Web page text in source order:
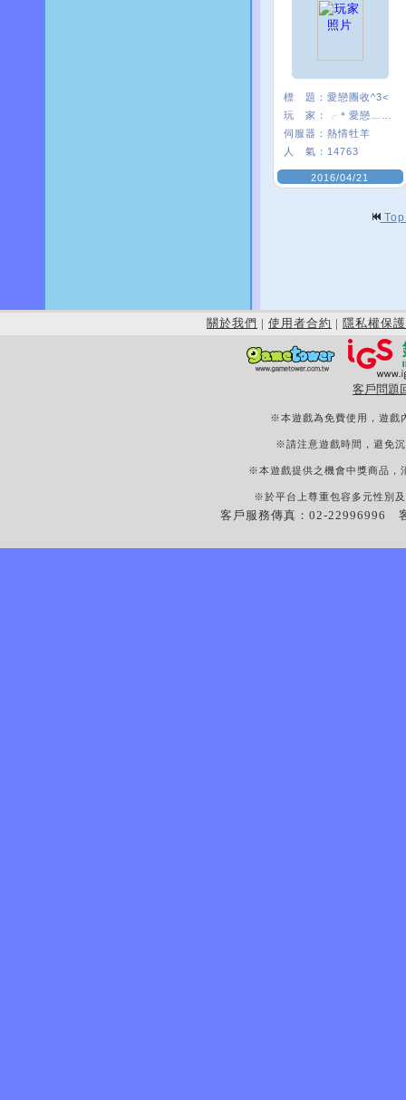
標 題： 愛戀團收^3<
玩 家：
伺服器： 熱情牡羊
人 氣： 14763
2016/04/21
關於我們 | 使用者合約 | 隱私權保護
客戶問題
※本遊戲為免費使用，遊戲
※請注意遊戲時間，避免
※本遊戲提供之機會中獎商品，
※於平台上尊重包容多元性別
客戶服務傳真：02-22996996